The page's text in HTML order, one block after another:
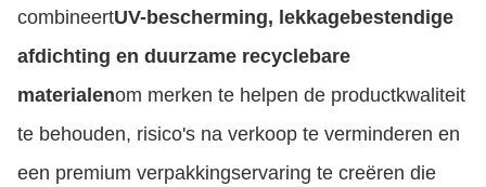
combineertUV-bescherming, lekkagebestendige
afdichting en duurzame recyclebare
materialenom merken te helpen de productkwaliteit
te behouden, risico's na verkoop te verminderen en
een premium verpakkingservaring te creëren die